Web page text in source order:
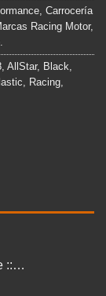
, Carrocería
Racing Motor,
, AllStar, Black,
, Racing,
::…